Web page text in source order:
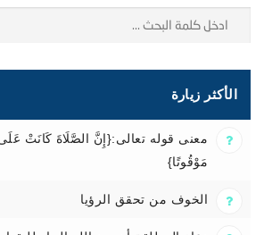
الأكثر زيارة
معنى قوله تعالى:{إِنَّ الصَّلَاةَ كَانَتْ عَلَى
مَوْقُوتًا}
الخوف من تحقق الرؤيا